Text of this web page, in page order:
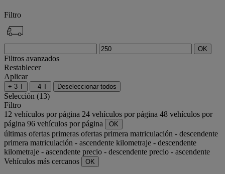
Filtro
OK
Filtros avanzados
Restablecer
Aplicar
+ 3 T - 4 T Deseleccionar todos
Selección (13)
Filtro
12 vehículos por página 24 vehículos por página 48 vehículos por
página 96 vehículos por página OK
últimas ofertas primeras ofertas primera matriculación - descendente
primera matriculación - ascendente kilometraje - descendente
kilometraje - ascendente precio - descendente precio - ascendente
Vehículos más cercanos
OK